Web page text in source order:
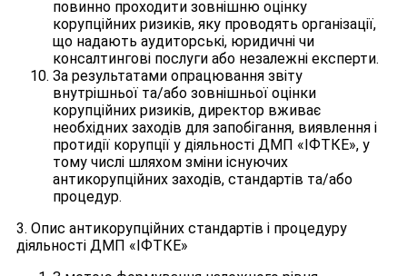
повинно проходити зовнішню оцінку
корупційних ризиків, яку проводять організації,
що надають аудиторські, юридичні чи
консалтингові послуги або незалежні експерти.
За результатами опрацювання звіту
внутрішньої та/або зовнішньої оцінки
корупційних ризиків, директор вживає
необхідних заходів для запобігання, виявлення і
протидії корупції у діяльності ДМП «ІФТКЕ», у
тому числі шляхом зміни існуючих
антикорупційних заходів, стандартів та/або
процедур.
3. Опис антикорупційних стандартів і процедуру
діяльності ДМП «ІФТКЕ»